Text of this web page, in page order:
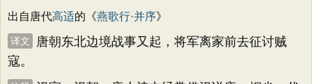
出自唐代高适的《燕歌行·并序》
译文
唐朝东北边境战事又起，将军离家前去征讨贼
寇。